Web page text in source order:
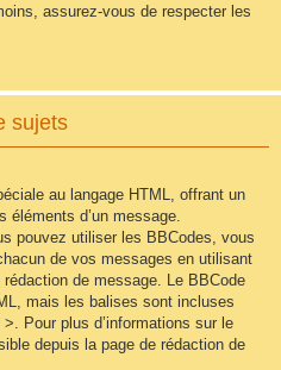
assurez-vous de respecter les
sujets
au langage HTML, offrant un
éléments d’un message.
pouvez utiliser les BBCodes, vous
de vos messages en utilisant
rédaction de message. Le BBCode
mais les balises sont incluses
Pour plus d’informations sur le
depuis la page de rédaction de